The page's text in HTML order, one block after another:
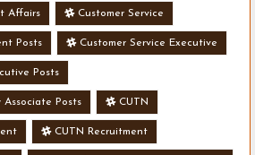
Affairs Customer Service
Posts Customer Service Executive
Posts
Associate Posts CUTN
CUTN Recruitment